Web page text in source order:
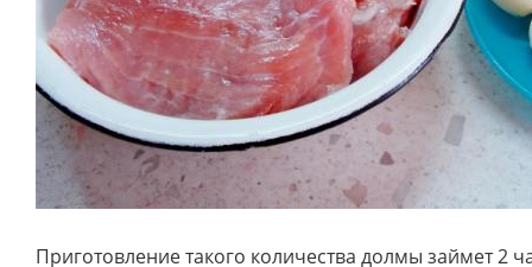
Приготовление такого количества долмы займет 2